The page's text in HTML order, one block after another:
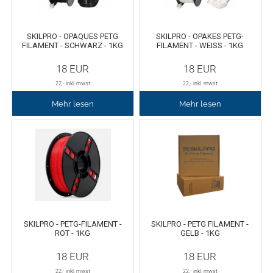
Oracal 8870
Oralux 9300
Oramask
Oraguard Laminierfolie
Magnetfolie
Antigraffiti-Folie
Pinzette
Schere
Lineale
Lineal Zubehör
Schildwerkzeug
Montagewerkzeug
SKILPRO - OPAQUES PETG
FILAMENT - SCHWARZ - 1KG
18 EUR
22,- inkl. mwst
Mehr lesen
SKILPRO - OPAKES PETG-
FILAMENT - WEISS - 1KG
18 EUR
22,- inkl. mwst
Mehr lesen
SKILPRO - PETG-FILAMENT -
ROT - 1KG
18 EUR
22,- inkl. mwst
SKILPRO - PETG FILAMENT -
GELB - 1KG
18 EUR
22,- inkl. mwst